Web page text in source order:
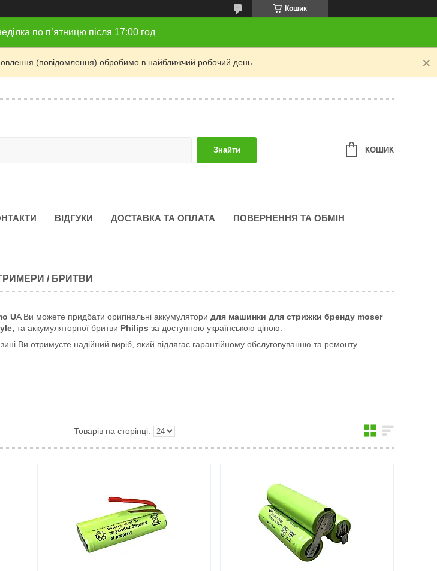
Кошик
по п’ятницю після 17:00 год
(повідомлення) обробимо в найближчий робочий день.
Знайти КОШИК
ВІДГУКИ ДОСТАВКА ТА ОПЛАТА ПОВЕРНЕННЯ ТА ОБМІН
/ БРИТВИ
UA Ви можете придбати оригінальні аккумулятори для машинки для стрижки бренду moser
та аккумуляторної бритви Philips за доступною українською ціною.
Ви отримуєте надійний виріб, який підлягає гарантійному обслуговуванню та ремонту.